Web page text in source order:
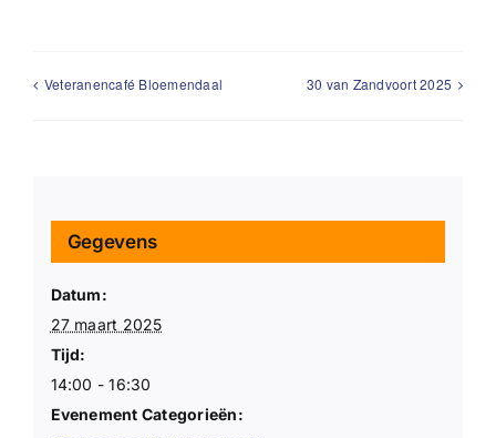
Veteranencafé Bloemendaal 30 van Zandvoort 2025
Gegevens
Datum:
27 maart 2025
Tijd:
14:00 - 16:30
Evenement Categorieën: